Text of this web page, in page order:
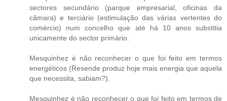
sectores secundário (parque empresarial, oficinas da
câmara) e terciário (estimulação das várias vertentes do
comércio) num concelho que até há 10 anos substitia
unicamente do sector primário.
Mesquinhez é não reconhecer o que foi feito em termos
energéticos (Resende produz hoje mais energia que aquela
que necessita, sabiam?).
Mesquinhez é não reconhecer o que foi feito em termos de